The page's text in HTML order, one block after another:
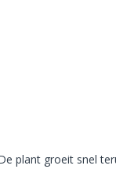
plant groeit snel